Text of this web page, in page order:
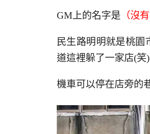
GM上的名字是 （沒
民生路明明就是桃園
道這裡躲了一家店(笑)
機車可以停在店旁的